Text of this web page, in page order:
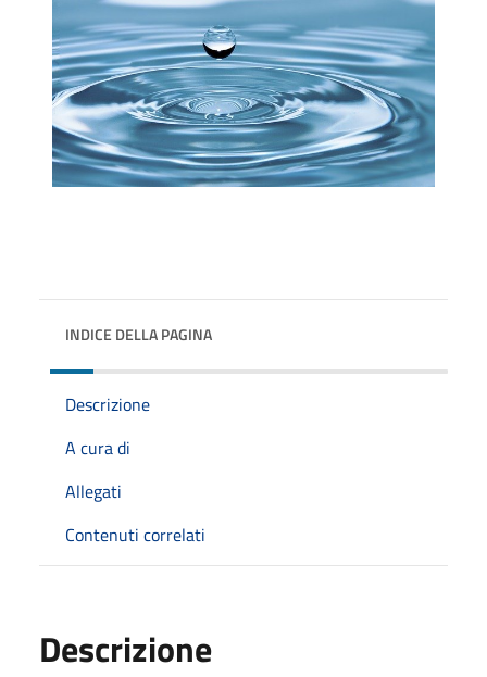
INDICE DELLA PAGINA
Descrizione
A cura di
Allegati
Contenuti correlati
Descrizione